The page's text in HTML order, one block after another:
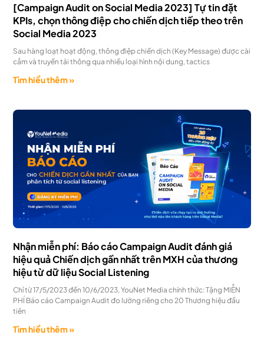
[Campaign Audit on Social Media 2023] Tự tin đặt
KPIs, chọn thông điệp cho chiến dịch tiếp theo trên
Social Media 2023
Sau hàng loạt hoạt động, thông điệp chiến dịch (Key Message) được cài
cắm và truyền tải thông qua nhiều loại hình nội dung, tactics
Tìm hiểu thêm »
Nhận miễn phí: Báo cáo Campaign Audit đánh giá
hiệu quả Chiến dịch gần nhất trên MXH của thương
hiệu từ dữ liệu Social Listening
Chỉ từ 17/5/2023 đến 10/6/2023, YouNet Media chính thức: Tặng MIỄN
PHÍ Báo cáo Campaign Audit đo lường riêng cho 20 Thương hiệu đầu
tiên
Tìm hiểu thêm »